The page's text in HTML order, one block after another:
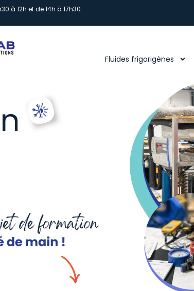
à 12h et de 14h à 17h30
Fluides frigorigènes